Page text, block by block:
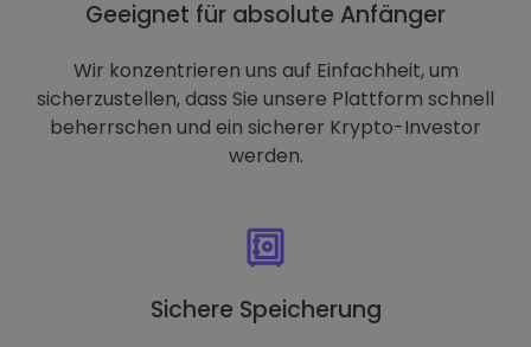
Geeignet für absolute Anfänger
Wir konzentrieren uns auf Einfachheit, um
sicherzustellen, dass Sie unsere Plattform schnell
beherrschen und ein sicherer Krypto-Investor
werden.
Sichere Speicherung